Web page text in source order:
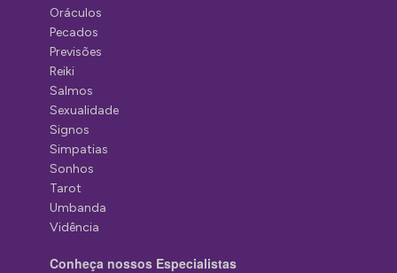
Oráculos
Pecados
Previsões
Reiki
Salmos
Sexualidade
Signos
Simpatias
Sonhos
Tarot
Umbanda
Vidência
Conheça nossos Especialistas